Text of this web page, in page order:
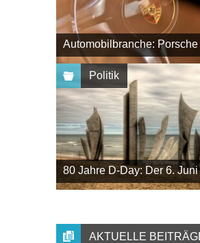
Automobilbranche: Porsche
Politik
80 Jahre D-Day: Der 6. Juni
AKTUELLE